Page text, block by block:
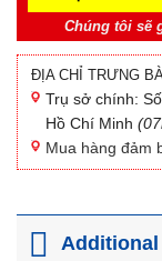
Chúng tôi sẽ
ĐỊA CHỈ TRƯNG
Trụ sở chính:
Hồ Chí Minh
Mua hàng đảm